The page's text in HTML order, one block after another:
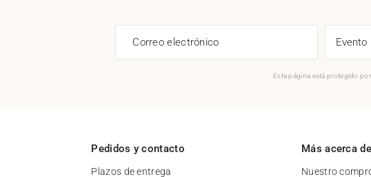
Correo electrónico
Esta página está protegido
Pedidos y contacto
Plazos de entrega
Más acerca
Nuestro